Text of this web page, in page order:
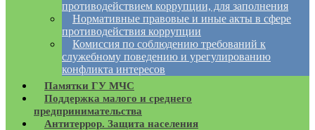
противодействием коррупции, для заполнения
Нормативные правовые и иные акты в сфере
противодействия коррупции
Комиссия по соблюдению требований к
служебному поведению и урегулированию
конфликта интересов
Памятки ГУ МЧС
Поддержка малого и среднего
предпринимательства
Антитеррор. Защита населения